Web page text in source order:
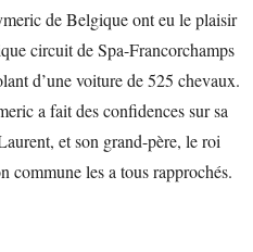
de Belgique ont eu le plaisir
circuit de Spa-Francorchamps
d’une voiture de 525 chevaux.
a fait des confidences sur sa
et son grand-père, le roi
commune les a tous rapprochés.